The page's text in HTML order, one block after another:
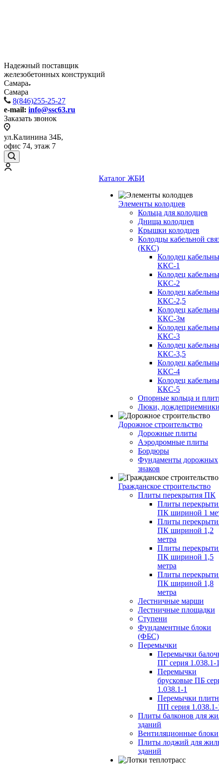
Надежный поставщик
железобетонных конструкций
Самара
Самара
8(846)255-25-27
e-mail: info@ssc63.ru
Заказать звонок
ул.Калинина 34Б,
офис 74, этаж 7
Каталог ЖБИ
Элементы колодцев
Кольца для колодцев
Днища колодцев
Крышки колодцев
Колодцы кабельной
(ККС)
Колодец
ККС-1
Колодец
ККС-2
Колодец
ККС-2,5
Колодец
ККС-3м
Колодец
ККС-3
Колодец
ККС-3,5
Колодец
ККС-4
Колодец
ККС-5
Опорные кольца и
Люки,
Дорожное строительство
Дорожные плиты
Аэродромные плиты
Бордюры
Фундаменты дорожных
знаков
Гражданское строительство
Плиты перекрытия ПК
Плиты
ПК шириной 1
Плиты
ПК шириной 1,2
метра
Плиты
ПК шириной 1,5
метра
Плиты
ПК шириной 1,8
метра
Лестничные марши
Лестничные площадки
Ступени
Фундаментные блоки
(ФБС)
Перемычки
Перемычки
ПГ серия 1.038.1-
Перемычки
брусковые ПБ
1.038.1-1
Перемычки
ПП серия 1.038.1-
Плиты балконов для
зданий
Вентиляционные блоки
Плиты лоджий для
зданий